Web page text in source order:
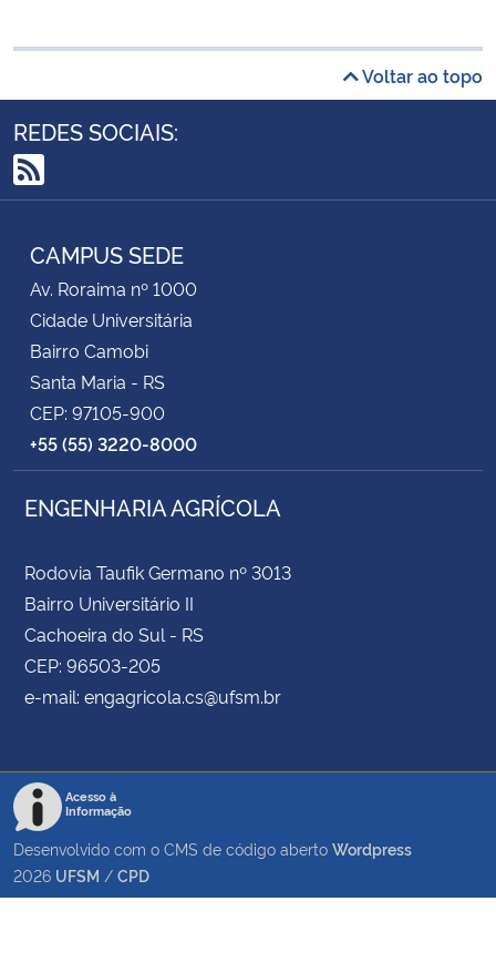
Voltar ao topo
REDES SOCIAIS:
RSS
CAMPUS SEDE
Av. Roraima nº 1000
Cidade Universitária
Bairro Camobi
Santa Maria - RS
CEP: 97105-900
+55 (55) 3220-8000
ENGENHARIA AGRÍCOLA
Rodovia Taufik Germano nº 3013
Bairro Universitário II
Cachoeira do Sul - RS
CEP: 96503-205
e-mail: engagricola.cs@ufsm.br
Acesso à
Informação
Desenvolvido com o CMS de código aberto Wordpress
2026 UFSM / CPD